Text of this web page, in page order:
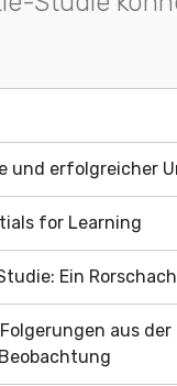
und erfolgreicher
for Learning
Ein
aus